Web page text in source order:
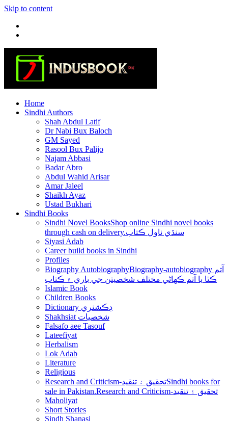
Skip to content
Home
Sindhi Authors
Shah Abdul Latif
Dr Nabi Bux Baloch
GM Sayed
Rasool Bux Palijo
Najam Abbasi
Badar Abro
Abdul Wahid Arisar
Amar Jaleel
Shaikh Ayaz
Ustad Bukhari
Sindhi Books
Sindhi Novel BooksShop online Sindhi novel books
through cash on delivery.سنڌي ناول ڪتاب
Siyasi Adab
Career build books in Sindhi
Profiles
Biography AutobiographyBiography-autobiography آتم
ڪٿا يا آتم ڪھاڻي مختلف شخصيتن جي باري ۾ ڪتاب
Islamic Book
Children Books
Dictionary ڊڪشنري
Shakhsiat شخصيات
Falsafo aee Tasouf
Lateefiyat
Herbalism
Lok Adab
Literature
Religious
Research and Criticism-تحقيق ۽ تنقيدSindhi books for
sale in Pakistan.Research and Criticism-تحقيق ۽ تنقيد
Maholiyat
Short Stories
Sindh Shanasi